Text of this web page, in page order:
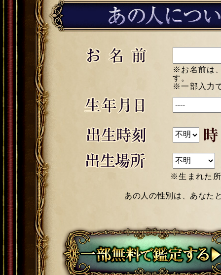
※お名前は
す。
※一部入力
※生まれた所に最も近
あの人の性別は、あなた